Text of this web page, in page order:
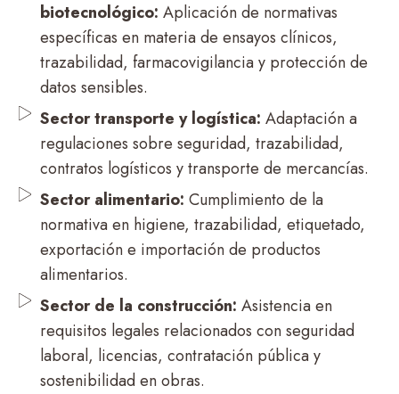
biotecnológico: Aplicación de normativas
específicas en materia de ensayos clínicos,
trazabilidad, farmacovigilancia y protección de
datos sensibles.
Sector transporte y logística: Adaptación a
regulaciones sobre seguridad, trazabilidad,
contratos logísticos y transporte de mercancías.
Sector alimentario: Cumplimiento de la
normativa en higiene, trazabilidad, etiquetado,
exportación e importación de productos
alimentarios.
Sector de la construcción: Asistencia en
requisitos legales relacionados con seguridad
laboral, licencias, contratación pública y
sostenibilidad en obras.